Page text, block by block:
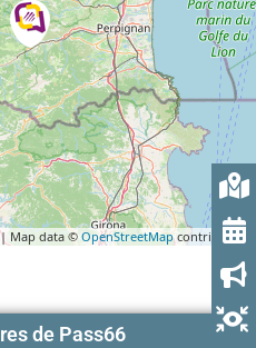
| Map data © OpenStreetMapcontributors
de Pass66